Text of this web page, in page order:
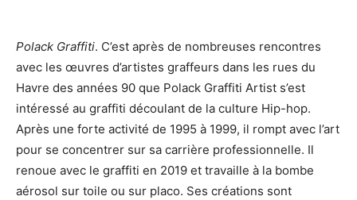
Polack Graffiti. C’est après de nombreuses rencontres
avec les œuvres d’artistes graffeurs dans les rues du
Havre des années 90 que Polack Graffiti Artist s’est
intéressé au graffiti découlant de la culture Hip-hop.
Après une forte activité de 1995 à 1999, il rompt avec l’art
pour se concentrer sur sa carrière professionnelle. Il
renoue avec le graffiti en 2019 et travaille à la bombe
aérosol sur toile ou sur placo. Ses créations sont